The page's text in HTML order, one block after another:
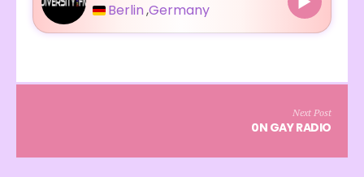
Berlin,Germany
Next Post
0N GAY RADIO